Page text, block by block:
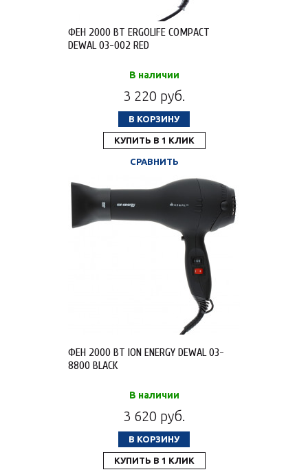
ФЕН 2000 ВТ ERGOLIFE COMPACT
DEWAL 03-002 RED
В наличии
3 220 руб.
В КОРЗИНУ
КУПИТЬ В 1 КЛИК
СРАВНИТЬ
ФЕН 2000 ВТ ION ENERGY DEWAL 03-
8800 BLACK
В наличии
3 620 руб.
В КОРЗИНУ
КУПИТЬ В 1 КЛИК